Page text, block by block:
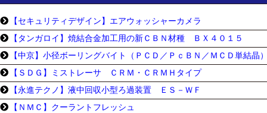
【セキュリティデザイン】エアウォッシャーカメラ
【タンガロイ】焼結合金加工用の新ＣＢＮ材種 ＢＸ４０１５
【中京】小径ボーリングバイト（ＰＣＤ／ＰｃＢＮ／ＭＣＤ単結
【ＳＤＧ】ミストレーサ ＣＲＭ・ＣＲＭＨタイプ
【永進テクノ】液中回収小型ろ過装置 ＥＳ－ＷＦ
【ＮＭＣ】クーラントフレッシュ